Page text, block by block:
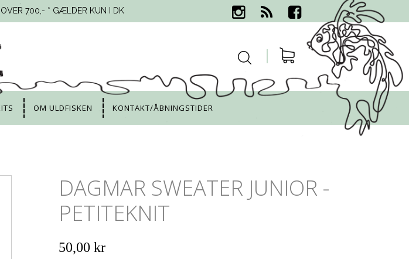
OVER 700,- * GÆLDER KUN I DK
OM ULDFISKEN KONTAKT/ÅBNINGSTIDER
DAGMAR SWEATER JUNIOR -
PETITEKNIT
50,00 kr